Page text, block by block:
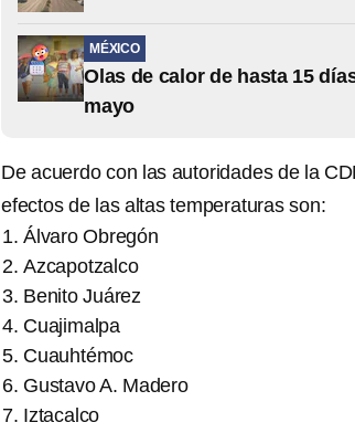
MÉXICO
Olas de calor de hasta 15
mayo
De acuerdo con las autoridades de la
efectos de las altas temperaturas son:
Álvaro Obregón
Azcapotzalco
Benito Juárez
Cuajimalpa
Cuauhtémoc
Gustavo A. Madero
Iztacalco